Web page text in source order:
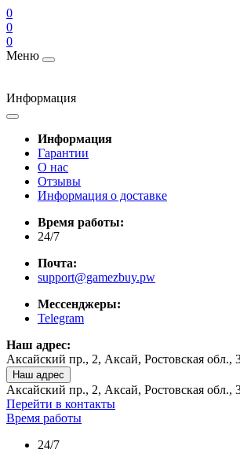
0
0
0
Меню
Информация
Информация
Гарантии
О нас
Отзывы
Информация о доставке
Время работы:
24/7
Почта:
support@gamezbuy.pw
Мессенджеры:
Telegram
Наш адрес:
Аксайский пр., 2, Аксай, Ростовская обл.,
Наш адрес
Аксайский пр., 2, Аксай, Ростовская обл.,
Перейти в контакты
Время работы
24/7